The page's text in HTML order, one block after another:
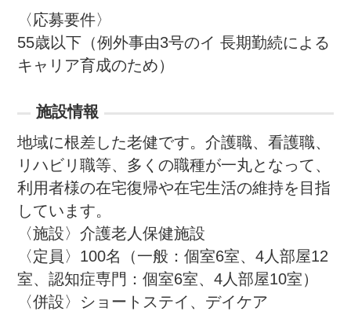
〈応募要件〉
55歳以下（例外事由3号のイ 長期勤続による
キャリア育成のため）
施設情報
地域に根差した老健です。介護職、看護職、
リハビリ職等、多くの職種が一丸となって、
利用者様の在宅復帰や在宅生活の維持を目指
しています。
〈施設〉介護老人保健施設
〈定員〉100名（一般：個室6室、4人部屋12
室、認知症専門：個室6室、4人部屋10室）
〈併設〉ショートステイ、デイケア